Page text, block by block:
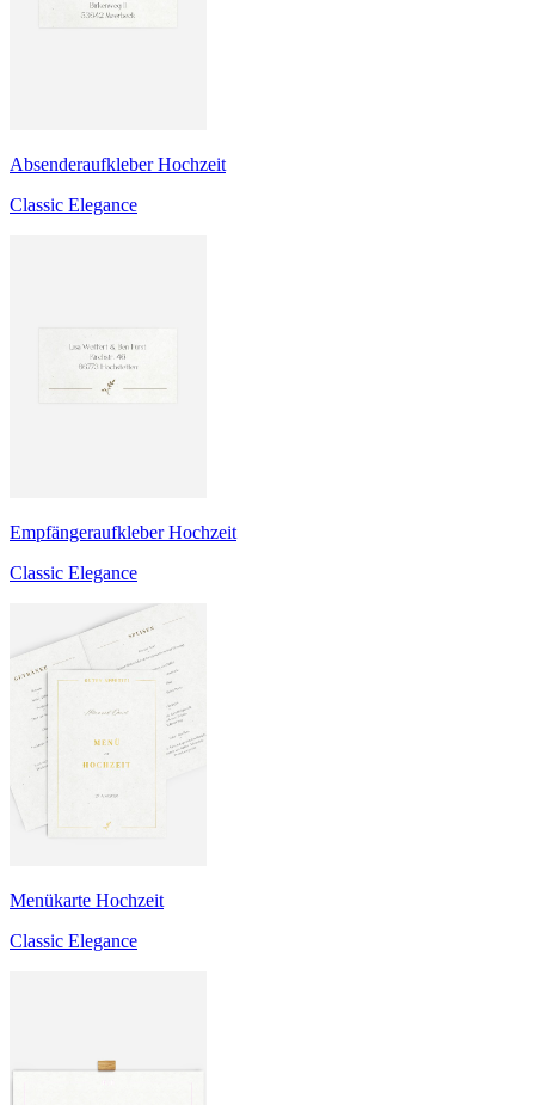
Absenderaufkleber Hochzeit
Classic Elegance
Empfängeraufkleber Hochzeit
Classic Elegance
Menükarte Hochzeit
Classic Elegance